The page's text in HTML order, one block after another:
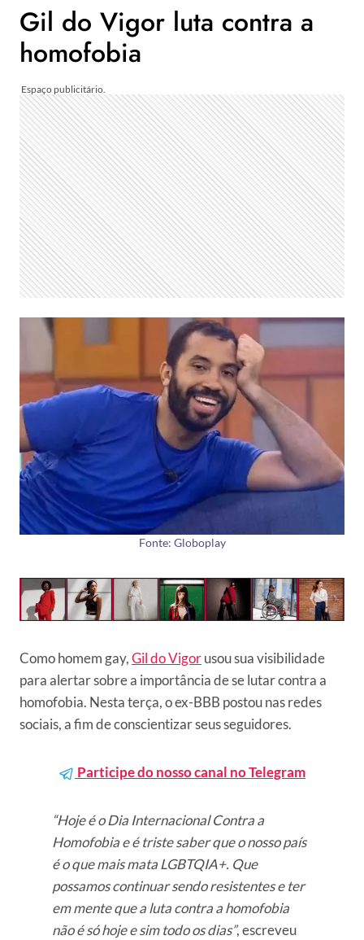
Gil do Vigor luta contra a
homofobia
Fonte: Globoplay
Como homem gay,Gil do Vigorusou sua visibilidade
para alertar sobre a importância de se lutar contra a
homofobia. Nesta terça, o ex-BBB postou nas redes
sociais, a fim de conscientizar seus seguidores.
Participe do nosso canal no Telegram
“Hoje é o Dia Internacional Contra a
Homofobia e é triste saber que o nosso país
é o que mais mata LGBTQIA+. Que
possamos continuar sendo resistentes e ter
em mente que a luta contra a homofobia
não é só hoje e sim todo os dias”, escreveu